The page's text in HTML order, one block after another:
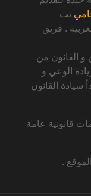
نت
. فريق
القانون من
الوعي و
سيادة القانون
قانونية عامة
.